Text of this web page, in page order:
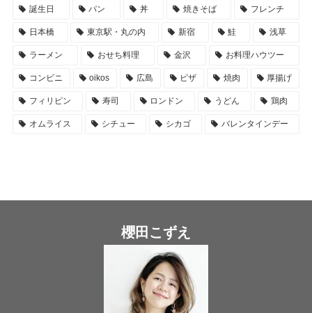
誕生日 パン 丼 焼きそば フレンチ
日本橋 東京駅・丸の内 新宿 鮭 浅草
ラーメン おせち料理 金沢 お料理ハウツー
コンビニ oikos 広島 ピザ 焼肉 厚揚げ
フィリピン 寿司 ロンドン うどん 鶏肉
オムライス シチュー シカゴ バレンタインデー
櫻田こずえ